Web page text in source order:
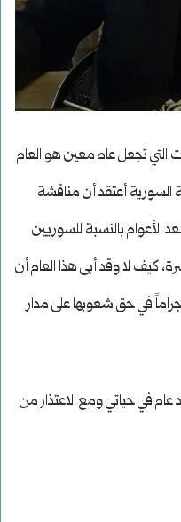
التي تجعل عام معين هو العام
السورية أعتقد أن مناقشة
عرش أسعد الأعوام بالنسبة للسوريين
كيف لا وقد أبى هذا العام أن
في حق شعوبها على مدار
فقط أسعد عام في حياتي ومع الاعتذار من